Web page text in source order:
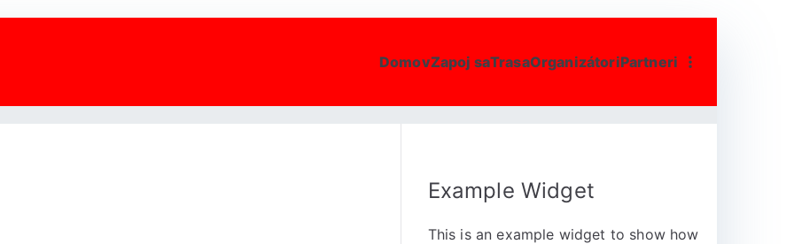
DomovZapoj saTrasaOrganizátoriPartneri
Example Widget
This is an example widget to show how